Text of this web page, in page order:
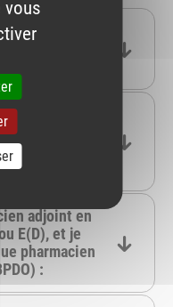
et
pharmacien
en tant que
inscrit en
m'orienter en
:
adjoint en
E(D), et je
pharmacien
:
vous